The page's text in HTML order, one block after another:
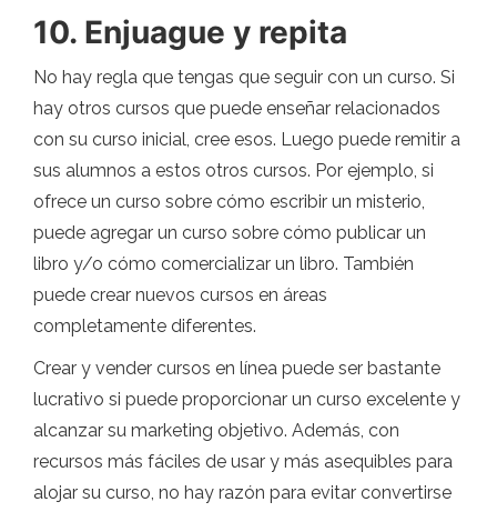
10. Enjuague y repita
No hay regla que tengas que seguir con un curso. Si
hay otros cursos que puede enseñar relacionados
con su curso inicial, cree esos. Luego puede remitir a
sus alumnos a estos otros cursos. Por ejemplo, si
ofrece un curso sobre cómo escribir un misterio,
puede agregar un curso sobre cómo publicar un
libro y/o cómo comercializar un libro. También
puede crear nuevos cursos en áreas
completamente diferentes.
Crear y vender cursos en línea puede ser bastante
lucrativo si puede proporcionar un curso excelente y
alcanzar su marketing objetivo. Además, con
recursos más fáciles de usar y más asequibles para
alojar su curso, no hay razón para evitar convertirse